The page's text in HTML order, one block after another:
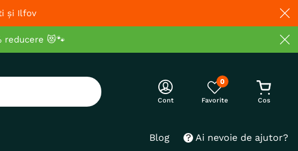
și Ilfov
😻🐾
Cont
0
Blog Ai nevoie de ajutor?